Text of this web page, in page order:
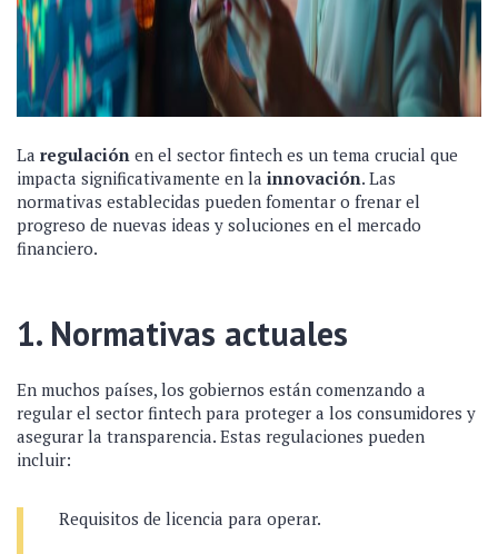
La regulación en el sector fintech es un tema crucial que
impacta significativamente en la innovación. Las
normativas establecidas pueden fomentar o frenar el
progreso de nuevas ideas y soluciones en el mercado
financiero.
1. Normativas actuales
En muchos países, los gobiernos están comenzando a
regular el sector fintech para proteger a los consumidores y
asegurar la transparencia. Estas regulaciones pueden
incluir:
Requisitos de licencia para operar.